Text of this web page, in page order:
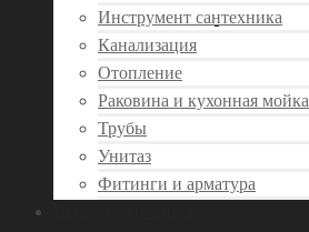
Инструмент сантехника
Канализация
Отопление
Раковина и кухонная мойка
Трубы
Унитаз
Фитинги и арматура